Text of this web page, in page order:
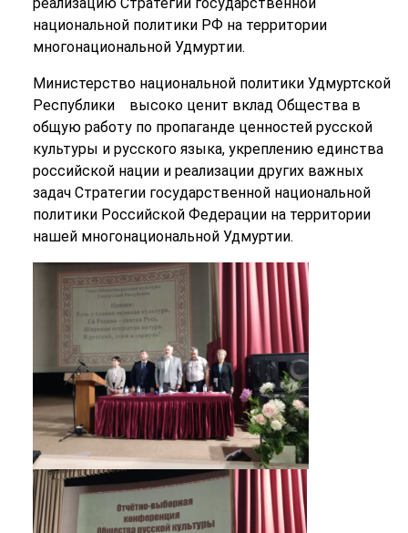
национальной политики РФ на территории
многонациональной Удмуртии.
Министерство национальной политики Удмуртской
Республики высоко ценит вклад Общества в
общую работу по пропаганде ценностей русской
культуры и русского языка, укреплению единства
российской нации и реализации других важных
задач Стратегии государственной национальной
политики Российской Федерации на территории
нашей многонациональной Удмуртии.